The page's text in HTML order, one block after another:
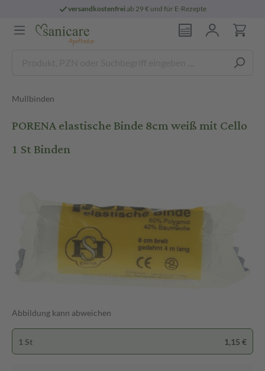
versandkostenfreiab 29 € und für E-Rezepte
Mullbinden
PORENA elastische Binde 8cm weiß mit Cello
1 St Binden
Abbildung kann abweichen
1 St 1,15 €